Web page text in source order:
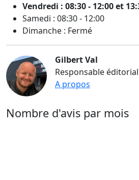
Vendredi : 08:30 - 12:00 et
Samedi : 08:30 - 12:00
Dimanche : Fermé
Gilbert Val
Responsable
A propos
Nombre d'avis par mois